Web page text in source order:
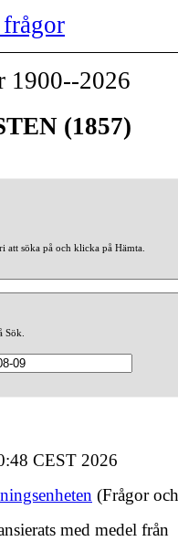
1900--2026
(1857)
att söka på och klicka på Hämta.
CEST 2026
(Frågor
med medel från